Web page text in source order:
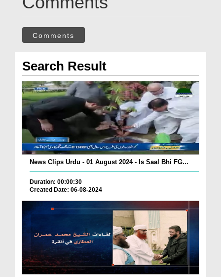
Comments
Search Result
News Clips Urdu - 01 August 2024 - Is Saal Bhi FG...
Duration: 00:00:30
Created Date: 06-08-2024